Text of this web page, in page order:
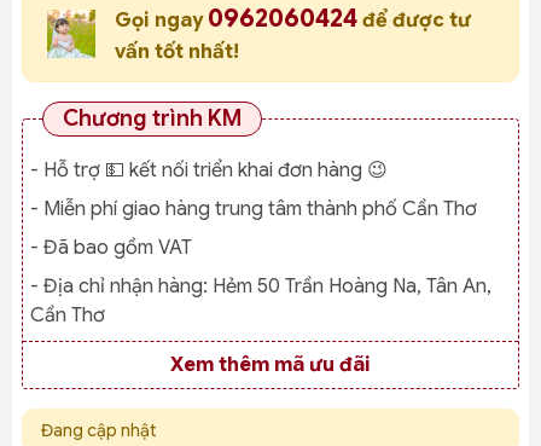
Gọi ngay 0962060424 để được tư
vấn tốt nhất!
Chương trình KM
- Hỗ trợ 💵 kết nối triển khai đơn hàng 😉
- Miễn phí giao hàng trung tâm thành phố Cần Thơ
- Đã bao gồm VAT
- Địa chỉ nhận hàng: Hẻm 50 Trần Hoàng Na, Tân An,
Cần Thơ
Xem thêm mã ưu đãi
Đang cập nhật